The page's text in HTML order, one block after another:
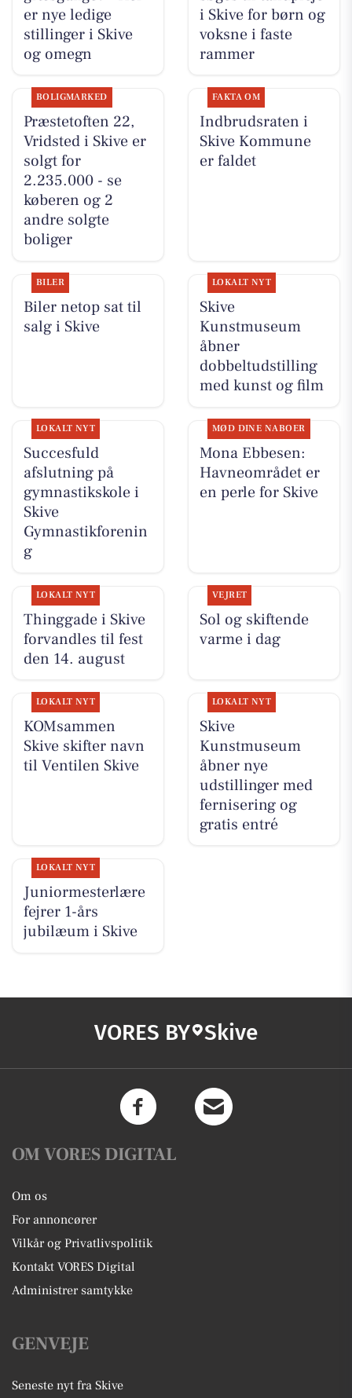
er nye ledige
stillinger i Skive
og omegn
i Skive for børn og
voksne i faste
rammer
BOLIGMARKED
Præstetoften 22,
Vridsted i Skive er
solgt for
2.235.000 - se
køberen og 2
andre solgte
boliger
FAKTA OM
Indbrudsraten i
Skive Kommune
er faldet
BILER
Biler netop sat til
salg i Skive
LOKALT NYT
Skive
Kunstmuseum
åbner
dobbeltudstilling
med kunst og film
LOKALT NYT
Succesfuld
afslutning på
gymnastikskole i
Skive
Gymnastikforenin
g
MØD DINE NABOER
Mona Ebbesen:
Havneområdet er
en perle for Skive
LOKALT NYT
Thinggade i Skive
forvandles til fest
den 14. august
VEJRET
Sol og skiftende
varme i dag
LOKALT NYT
KOMsammen
Skive skifter navn
til Ventilen Skive
LOKALT NYT
Skive
Kunstmuseum
åbner nye
udstillinger med
fernisering og
gratis entré
LOKALT NYT
Juniormesterlære
fejrer 1-års
jubilæum i Skive
VORES BY Skive
OM VORES DIGITAL
Om os
For annoncører
Vilkår og Privatlivspolitik
Kontakt VORES Digital
Administrer samtykke
GENVEJE
Seneste nyt fra Skive